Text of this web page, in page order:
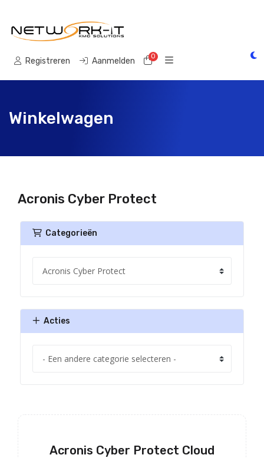
Registreren Aanmelden 0Winkelwagen
Winkelwagen
Acronis Cyber Protect
Categorieën
Acties
Acronis Cyber Protect Cloud